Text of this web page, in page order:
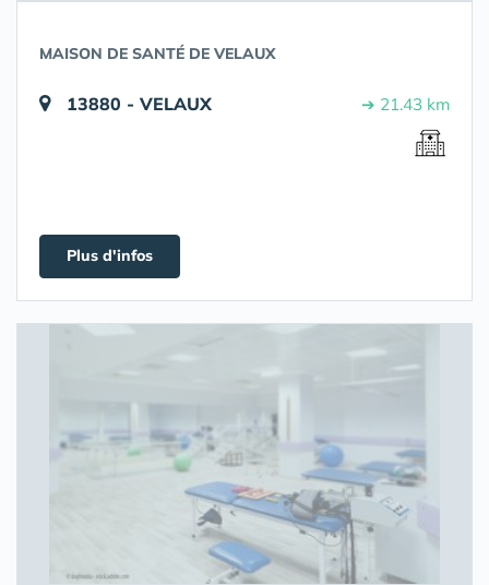
MAISON DE SANTÉ DE VELAUX
13880 - VELAUX ➔ 21.43 km
Plus d'infos